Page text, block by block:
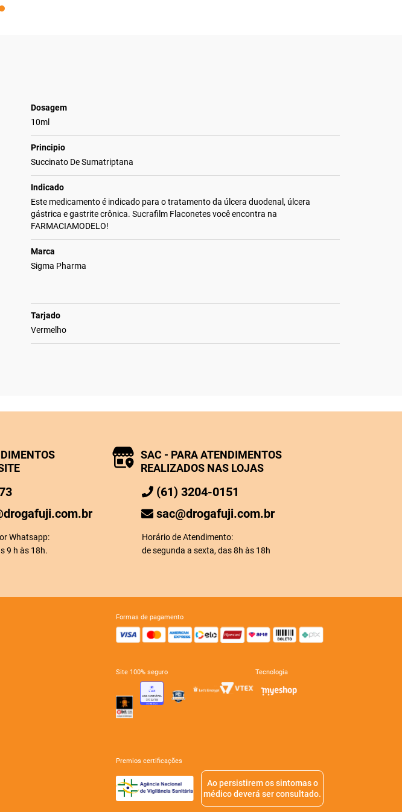
Dosagem
10ml
Principio
Succinato De Sumatriptana
Indicado
Este medicamento é indicado para o tratamento da úlcera duodenal, úlcera
gástrica e gastrite crônica. Sucrafilm Flaconetes você encontra na
FARMACIAMODELO!
Marca
Sigma Pharma
Tarjado
Vermelho
Whatsapp:
9 h às 18h.
SAC - PARA ATENDIMENTOS
REALIZADOS NAS LOJAS
(61) 3204-0151
sac@drogafuji.com.br
Horário de Atendimento:
de segunda a sexta, das 8h às 18h
formas de pagamento
site 100% seguro tecnologia
premios certificações
Ao persistirem os sintomas o
médico deverá ser consultado.